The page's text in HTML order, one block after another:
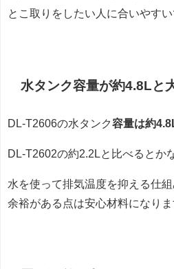
とこ取りをしたい人に合いやすい
水タンク容量が約4.8Lと
DL-T2606の水タンク容量は約4.8L
DL-T2602の約2.2Lと比べるとか
水を使って排気温度を抑える仕
余裕がある点は安心材料になりま